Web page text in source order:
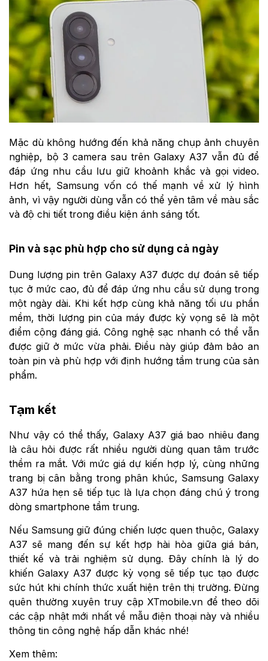
Mặc dù không hướng đến khả năng chụp ảnh chuyên
nghiệp, bộ 3 camera sau trên Galaxy A37 vẫn đủ để
đáp ứng nhu cầu lưu giữ khoảnh khắc và gọi video.
Hơn hết, Samsung vốn có thế mạnh về xử lý hình
ảnh, vì vậy người dùng vẫn có thể yên tâm về màu sắc
và độ chi tiết trong điều kiện ánh sáng tốt.
Pin và sạc phù hợp cho sử dụng cả ngày
Dung lượng pin trên Galaxy A37 được dự đoán sẽ tiếp
tục ở mức cao, đủ để đáp ứng nhu cầu sử dụng trong
một ngày dài. Khi kết hợp cùng khả năng tối ưu phần
mềm, thời lượng pin của máy được kỳ vọng sẽ là một
điểm cộng đáng giá. Công nghệ sạc nhanh có thể vẫn
được giữ ở mức vừa phải. Điều này giúp đảm bảo an
toàn pin và phù hợp với định hướng tầm trung của sản
phẩm.
Tạm kết
Như vậy có thể thấy, Galaxy A37 giá bao nhiêu đang
là câu hỏi được rất nhiều người dùng quan tâm trước
thềm ra mắt. Với mức giá dự kiến hợp lý, cùng những
trang bị cân bằng trong phân khúc, Samsung Galaxy
A37 hứa hẹn sẽ tiếp tục là lựa chọn đáng chú ý trong
dòng smartphone tầm trung.
Nếu Samsung giữ đúng chiến lược quen thuộc, Galaxy
A37 sẽ mang đến sự kết hợp hài hòa giữa giá bán,
thiết kế và trải nghiệm sử dụng. Đây chính là lý do
khiến Galaxy A37 được kỳ vọng sẽ tiếp tục tạo được
sức hút khi chính thức xuất hiện trên thị trường. Đừng
quên thường xuyên truy cập XTmobile.vn để theo dõi
các cập nhật mới nhất về mẫu điện thoại này và nhiều
thông tin công nghệ hấp dẫn khác nhé!
Xem thêm: